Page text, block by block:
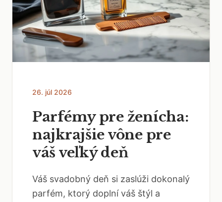
26. júl 2026
Parfémy pre ženícha:
najkrajšie vône pre
váš veľký deň
Váš svadobný deň si zaslúži dokonalý
parfém, ktorý doplní váš štýl a